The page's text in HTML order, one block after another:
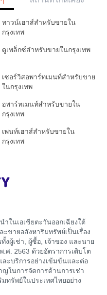
ทาวน์เฮาส์สำหรับขายใน
กรุงเทพ
ดูเพล็กซ์สำหรับขายในกรุงเทพ
เซอร์วิสอพาร์ทเมนท์สำหรับขาย
ในกรุงเทพ
อพาร์ทเมนท์สำหรับขายใน
กรุงเทพ
เพนท์เฮาส์สำหรับขายใน
กรุงเทพ
ในเอเชียตะวันออกเฉียงใต้
ะขายอสังหาริมทรัพย์เป็นเรื่อง
งผู้เช่า, ผู้ซื้อ, เจ้าของ และนาย
ศ. 2563 ด้วยอัตราการเติบโต
ะบริการอย่างเข้มข้นและต่อ
ญในการจัดการด้านการเช่า
ทรัพย์ในประเทศไทยอย่าง